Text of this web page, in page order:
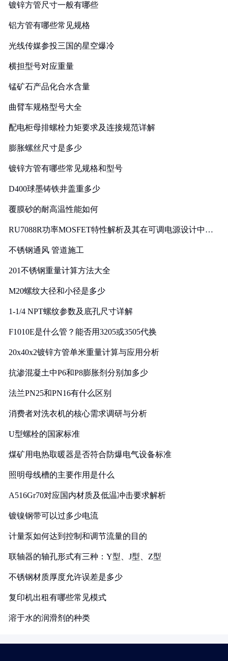
镀锌方管尺寸一般有哪些
铝方管有哪些常见规格
光线传媒参投三国的星空爆冷
横担型号对应重量
锰矿石产品化合水含量
曲臂车规格型号大全
配电柜母排螺栓力矩要求及连接规范详解
膨胀螺丝尺寸是多少
镀锌方管有哪些常见规格和型号
D400球墨铸铁井盖重多少
覆膜砂的耐高温性能如何
RU7088R功率MOSFET特性解析及其在可调电源设计中的
不锈钢通风 管道施工
201不锈钢重量计算方法大全
M20螺纹大径和小径是多少
1-1/4 NPT螺纹参数及底孔尺寸详解
F1010E是什么管？能否用3205或3505代换
20x40x2镀锌方管单米重量计算与应用分析
抗渗混凝土中P6和P8膨胀剂分别加多少
法兰PN25和PN16有什么区别
消费者对洗衣机的核心需求调研与分析
U型螺栓的国家标准
煤矿用电热取暖器是否符合防爆电气设备标准
照明母线槽的主要作用是什么
A516Gr70对应国内材质及低温冲击要求解析
镀镍钢带可以过多少电流
计量泵如何达到控制和调节流量的目的
联轴器的轴孔形式有三种：Y型、J型、Z型
不锈钢材质厚度允许误差是多少
复印机出租有哪些常见模式
溶于水的润滑剂的种类